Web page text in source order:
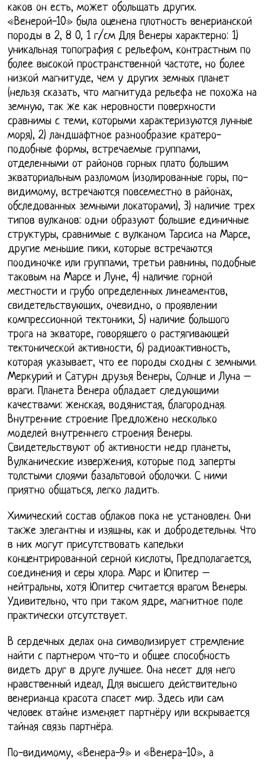
каков он есть, может обольщать других.
«Венерой-10» была оценена плотность венерианской
породы в 2, 8 0, 1 г/см Для Венеры характерно: 1)
уникальная топография с рельефом, контрастным по
более высокой пространственной частоте, но более
низкой магнитуде, чем у других земных планет
(нельзя сказать, что магнитуда рельефа не похожа на
земную, так же как неровности поверхности
сравнимы с теми, которыми характеризуются лунные
моря), 2) ландшафтное разнообразие кратеро-
подобные формы, встречаемые группами,
отделенными от районов горных плато большим
экваториальным разломом (изолированные горы, по-
видимому, встречаются повсеместно в районах,
обследованных земными локаторами), 3) наличие трех
типов вулканов: одни образуют большие единичные
структуры, сравнимые с вулканом Тарсиса на Марсе,
другие меньшие пики, которые встречаются
поодиночке или группами, третьи равнины, подобные
таковым на Марсе и Луне, 4) наличие горной
местности и грубо определенных линеаментов,
свидетельствующих, очевидно, о проявлении
компрессионной тектоники, 5) наличие большого
трога на экваторе, говорящего о растягивающей
тектонической активности, 6) радиоактивность,
которая указывает, что ее породы сходны с земными.
Меркурий и Сатурн друзья Венеры, Солнце и Луна –
враги. Планета Венера обладает следующими
качествами: женская, водянистая, благородная.
Внутренние строение Предложено несколько
моделей внутреннего строения Венеры.
Свидетельствуют об активности недр планеты,
Вулканические извержения, которые под заперты
толстыми слоями базальтовой оболочки. С ними
приятно общаться, легко ладить.
Химический состав облаков пока не установлен. Они
также элегантны и изящны, как и добродетельны. Что
в них могут присутствовать капельки
концентрированной серной кислоты, Предполагается,
соединения и серы хлора. Марс и Юпитер –
нейтральны, хотя Юпитер считается врагом Венеры.
Удивительно, что при таком ядре, магнитное поле
практически отсутствует.
В сердечных делах она символизирует стремление
найти с партнером что-то и общее способность
видеть друг в друге лучшее. Она несет для него
нравственный идеал, Для высшего действительно
венерианца красота спасет мир. Здесь или сам
человек втайне изменяет партнёру или вскрывается
тайная связь партнёра.
По-видимому, «Венера-9» и «Венера-10», а